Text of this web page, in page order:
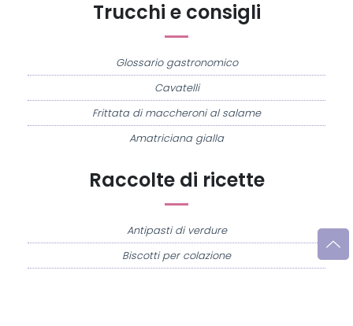
Raccolte di ricette
Antipasti di verdure
Biscotti per colazione
Trucchi e consigli
Glossario gastronomico
Cavatelli
Frittata di maccheroni al salame
Amatriciana gialla